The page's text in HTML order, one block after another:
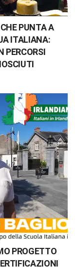
PUNTA A
ITALIANA:
PERCORSI
PROGETTO